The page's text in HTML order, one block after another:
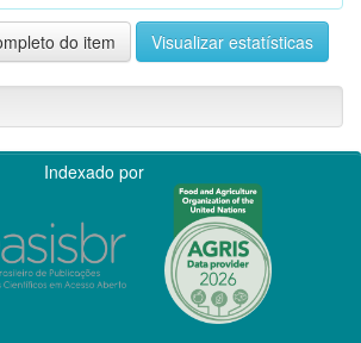
do item Visualizar estatísticas
Indexado por